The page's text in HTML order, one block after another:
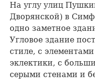
На углу улиц
Дворянской) в
одно заметное
Угловое здание
стиле, с
эклектики, с
серыми стенами и